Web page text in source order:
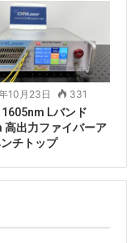
10月23日 331
Lバンド
高出力ファイバーア
チトップ